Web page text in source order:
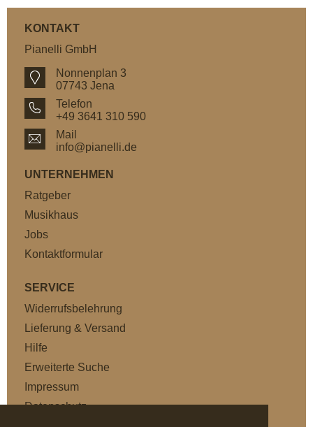
KONTAKT
Pianelli GmbH
Nonnenplan 3
07743 Jena
Telefon
+49 3641 310 590
Mail
info@pianelli.de
UNTERNEHMEN
Ratgeber
Musikhaus
Jobs
Kontaktformular
SERVICE
Widerrufsbelehrung
Lieferung & Versand
Hilfe
Erweiterte Suche
Impressum
Datenschutz